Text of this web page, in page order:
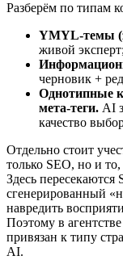
Разберём по типам
YMYL-темы
живой
черновик +
Однотипные
мета-теги. AI
качество
Отдельно стоит
только SEO, но и
Здесь пересекаются
сгенерированный
навредить
Поэтому в
привязан к типу
AI.